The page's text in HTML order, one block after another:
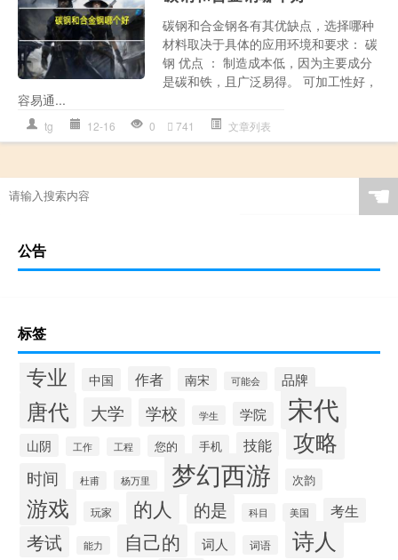
碳钢和合金钢各有其优缺点，选择哪种
材料取决于具体的应用环境和要求： 碳
钢 优点 ： 制造成本低，因为主要成分
是碳和铁，且广泛易得。 可加工性好，
容易通...
tg 12-16 0 741 文章列表
☚
公告
标签
专业 中国 作者 南宋 可能会 品牌
唐代 大学 学校 学生 学院 宋代
山阴 工作 工程 您的 手机 技能 攻略
时间 杜甫 杨万里 梦幻西游 次韵
游戏 玩家 的人 的是 科目 美国 考生
考试 能力 自己的 词人 词语 诗人